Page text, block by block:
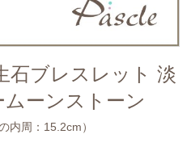
石ブレスレット 淡
ーンストーン
内周：15.2cm）